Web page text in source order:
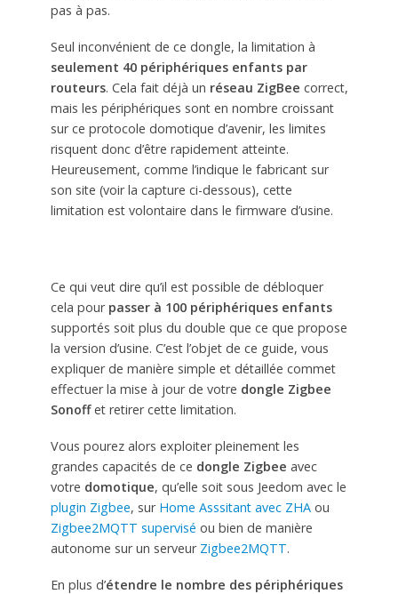
pas à pas.
Seul inconvénient de ce dongle, la limitation à
seulement 40 périphériques enfants par
routeurs. Cela fait déjà un réseau ZigBee correct,
mais les périphériques sont en nombre croissant
sur ce protocole domotique d’avenir, les limites
risquent donc d’être rapidement atteinte.
Heureusement, comme l’indique le fabricant sur
son site (voir la capture ci-dessous), cette
limitation est volontaire dans le firmware d’usine.
Ce qui veut dire qu’il est possible de débloquer
cela pour passer à 100 périphériques enfants
supportés soit plus du double que ce que propose
la version d’usine. C’est l’objet de ce guide, vous
expliquer de manière simple et détaillée commet
effectuer la mise à jour de votre dongle Zigbee
Sonoffet retirer cette limitation.
Vous pourez alors exploiter pleinement les
grandes capacités de ce dongle Zigbee avec
votre domotique, qu’elle soit sous Jeedom avec le
plugin Zigbee, sur Home Asssitant avec ZHAou
Zigbee2MQTT supervisé ou bien de manière
autonome sur un serveur Zigbee2MQTT.
En plus d’étendre le nombre des périphériques